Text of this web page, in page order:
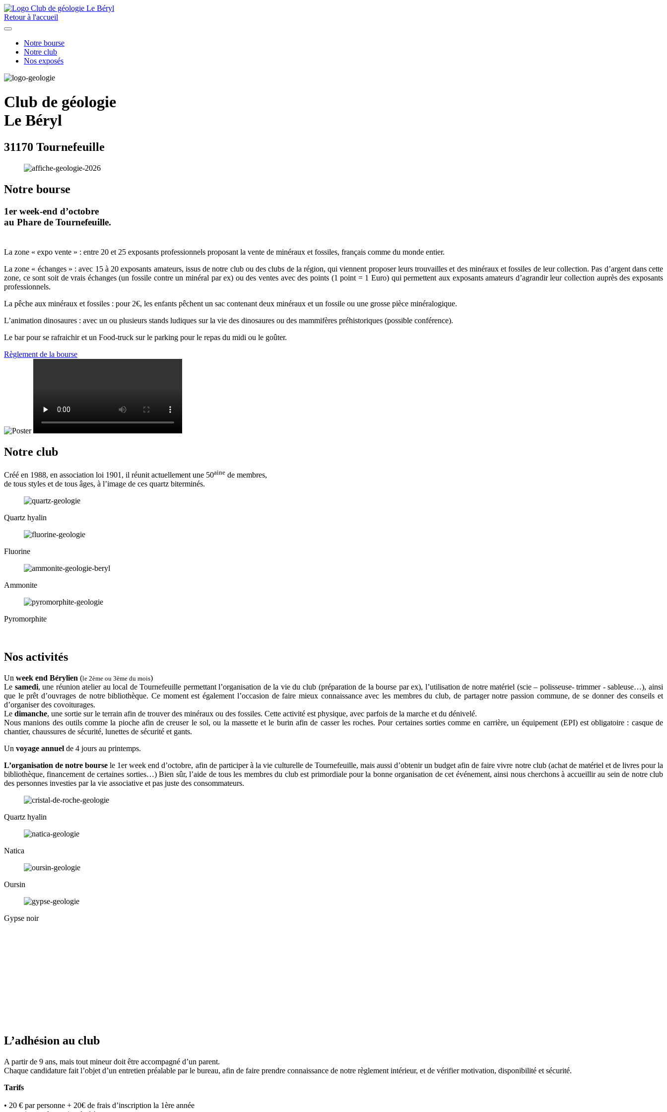
Retour à l'accueil
Notre bourse
Notre club
Nos exposés
Club de géologie
Le Béryl
31170 Tournefeuille
Notre bourse
1er week-end d’octobre
au Phare de Tournefeuille.
La zone « expo vente » : entre 20 et 25 exposants professionnels proposant la vente de minéraux et fossiles, français comme du monde entier.
La zone « échanges » : avec 15 à 20 exposants amateurs, issus de notre club ou des clubs de la région, qui viennent proposer leurs trouvailles et des minéraux et fossiles de leur collection. Pas d’argent dans cette
zone, ce sont soit de vrais échanges (un fossile contre un minéral par ex) ou des ventes avec des points (1 point = 1 Euro) qui permettent aux exposants amateurs d’agrandir leur collection auprès des exposants
professionnels.
La pêche aux minéraux et fossiles : pour 2€, les enfants pêchent un sac contenant deux minéraux et un fossile ou une grosse pièce minéralogique.
L’animation dinosaures : avec un ou plusieurs stands ludiques sur la vie des dinosaures ou des mammifères préhistoriques (possible conférence).
Le bar pour se rafraichir et un Food-truck sur le parking pour le repas du midi ou le goûter.
Règlement de la bourse
Notre club
Créé en 1988, en association loi 1901, il réunit actuellement une 50aine de membres,
de tous styles et de tous âges, à l’image de ces quartz biterminés.
Quartz hyalin
Fluorine
Ammonite
Pyromorphite
Nos activités
Un week end Bérylien (le 2ème ou 3ème du mois)
Le samedi, une réunion atelier au local de Tournefeuille permettant l’organisation de la vie du club (préparation de la bourse par ex), l’utilisation de notre matériel (scie – polisseuse- trimmer - sableuse…), ainsi
que le prêt d’ouvrages de notre bibliothèque. Ce moment est également l’occasion de faire mieux connaissance avec les membres du club, de partager notre passion commune, de se donner des conseils et
d’organiser des covoiturages.
Le dimanche, une sortie sur le terrain afin de trouver des minéraux ou des fossiles. Cette activité est physique, avec parfois de la marche et du dénivelé.
Nous manions des outils comme la pioche afin de creuser le sol, ou la massette et le burin afin de casser les roches. Pour certaines sorties comme en carrière, un équipement (EPI) est obligatoire : casque de
chantier, chaussures de sécurité, lunettes de sécurité et gants.
Un voyage annuel de 4 jours au printemps.
L’organisation de notre bourse le 1er week end d’octobre, afin de participer à la vie culturelle de Tournefeuille, mais aussi d’obtenir un budget afin de faire vivre notre club (achat de matériel et de livres pour la
bibliothèque, financement de certaines sorties…) Bien sûr, l’aide de tous les membres du club est primordiale pour la bonne organisation de cet événement, ainsi nous cherchons à accueillir au sein de notre club
des personnes investies par la vie associative et pas juste des consommateurs.
Quartz hyalin
Natica
Oursin
Gypse noir
L’adhésion au club
A partir de 9 ans, mais tout mineur doit être accompagné d’un parent.
Chaque candidature fait l’objet d’un entretien préalable par le bureau, afin de faire prendre connaissance de notre règlement intérieur, et de vérifier motivation, disponibilité et sécurité.
Tarifs
• 20 € par personne + 20€ de frais d’inscription la 1ère année